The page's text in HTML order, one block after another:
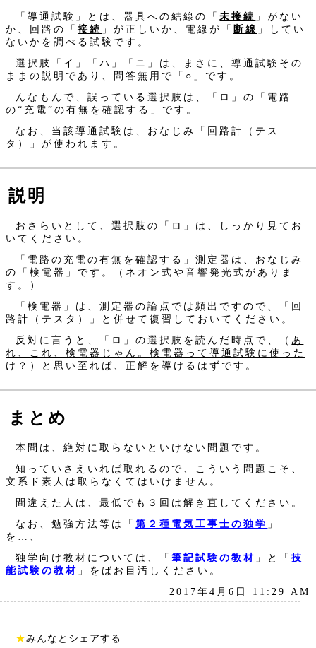
「導通試験」とは、器具への結線の「未接続 」がない
か、回路の「 接続 」が正しいか、電線が「 断線 」してい
ないかを調べる試験です。
選択肢「イ」「ハ」「ニ」は、まさに、導通試験その
ままの説明であり、問答無用で「○」です。
んなもんで、誤っている選択肢は、「ロ」の「電路
の“充電”の有無を確認する」です。
なお、当該導通試験は、おなじみ「回路計（テス
タ）」が使われます。
説明
おさらいとして、選択肢の「ロ」は、しっかり見てお
いてください。
「電路の充電の有無を確認する」測定器は、おなじみ
の「検電器」です。（ネオン式や音響発光式がありま
す。）
「検電器」は、測定器の論点では頻出ですので、「回
路計（テスタ）」と併せて復習しておいてください。
反対に言うと、「ロ」の選択肢を読んだ時点で、（ あ
れ、これ、検電器じゃん。検電器って導通試験に使った
け？ ）と思い至れば、正解を導けるはずです。
まとめ
本問は、絶対に取らないといけない問題です。
知っていさえいれば取れるので、こういう問題こそ、
文系ド素人は取らなくてはいけません。
間違えた人は、最低でも３回は解き直してください。
なお、勉強方法等は「第２種電気工事士の独学 」
を…、
独学向け教材については、「筆記試験の教材 」と「技
能試験の教材 」をばお目汚しください。
2017年4月6日 11:29 AM
★みんなとシェアする